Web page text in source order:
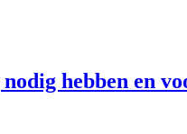
hebben en